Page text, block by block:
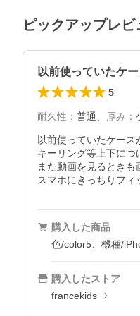
ピックアップレビ
以前使っていたケ
5
耐久性 ： 普通 厚み ：
以前使っていたケース
キーリング等上下につ
また動画を見るときも
スマホにきっちりフィ
購入した商品
色/color5、機種/
購入したストア
francekids